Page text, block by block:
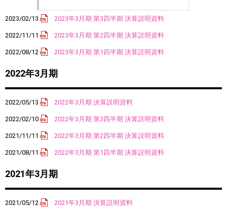
2023/02/13 2023年3月期 第3四半期 決算説明資料
2022/11/11 2023年3月期 第2四半期 決算説明資料
2022/08/12 2023年3月期 第1四半期 決算説明資料
2022年3月期
2022/05/13 2022年3月期 決算説明資料
2022/02/10 2022年3月期 第3四半期 決算説明資料
2021/11/11 2022年3月期 第2四半期 決算説明資料
2021/08/11 2022年3月期 第1四半期 決算説明資料
2021年3月期
2021/05/12 2021年3月期 決算説明資料